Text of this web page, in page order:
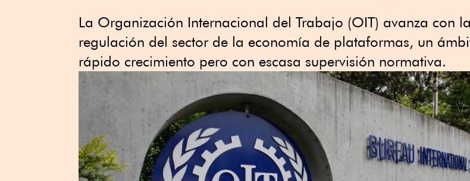
La Organización Internacional del Trabajo (OIT) avanza con la
regulación del sector de la economía de plataformas, un
rápido crecimiento pero con escasa supervisión normativa.